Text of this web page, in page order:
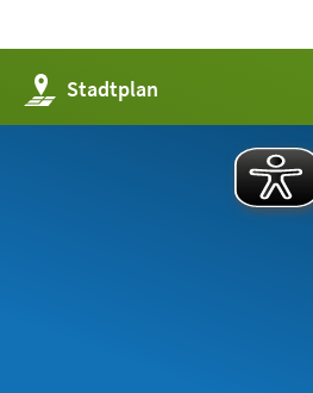
Stadtplan
(Öffnet
in
einem